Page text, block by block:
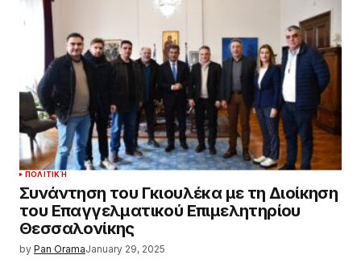
ΠΟΛΙΤΙΚΉ
Συνάντηση του Γκιουλέκα με τη Διοίκηση
του Επαγγελματικού Επιμελητηρίου
Θεσσαλονίκης
by Pan OramaJanuary 29, 2025